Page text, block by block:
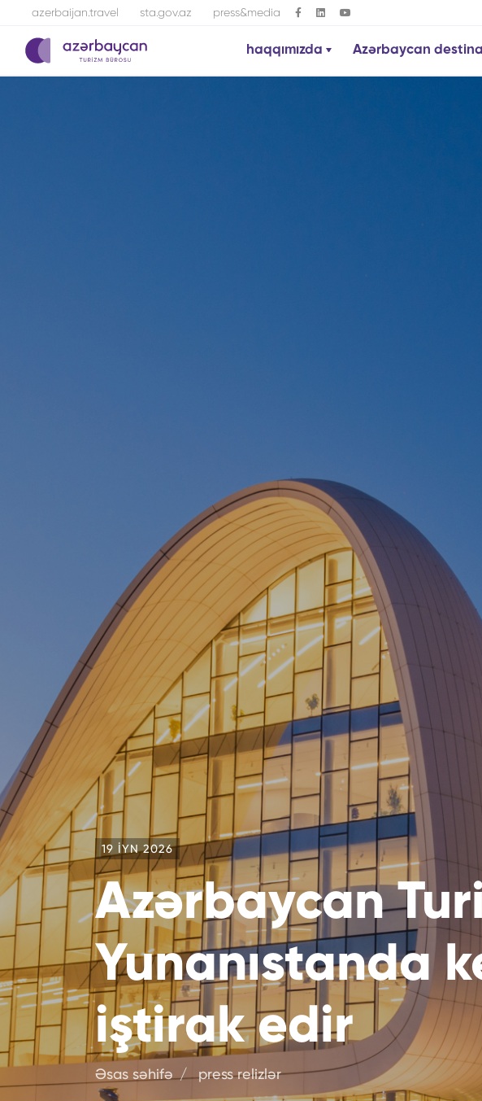
azerbaijan.travel sta.gov.az press&media
haqqımızda Azərbaycan
19 IYN 2026
Azərbaycan
Yunanıstanda
iştirak edir
Əsas səhifə press relizlər